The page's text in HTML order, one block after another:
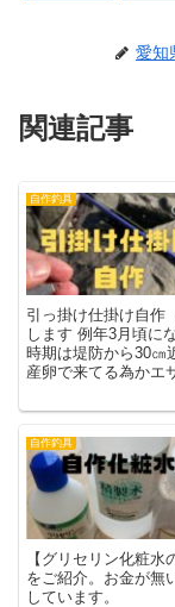
愛知
関連記事
自作釣具
引っ掛け仕掛け自作
します 例年3月頃に
時期は堤防から30㎝
産卵で来てる為かエ
自作釣具
【グリセリン化粧
をご紹介。お金が無
しています。